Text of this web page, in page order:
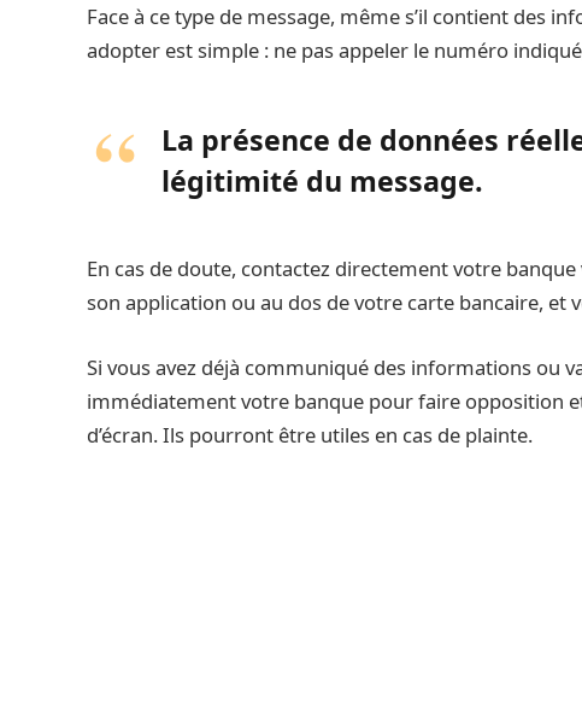
Face à ce type de message, même s’il contient des
adopter est simple : ne pas appeler le numéro
La présence de données
légitimité du message.
En cas de doute, contactez directement votre banque
son application ou au dos de votre carte bancaire, et
Si vous avez déjà communiqué des informations ou
immédiatement votre banque pour faire opposition
d’écran. Ils pourront être utiles en cas de plainte.